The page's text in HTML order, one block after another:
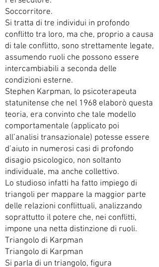
Soccorritore.
Si tratta di tre individui in profondo
conflitto tra loro, ma che, proprio a causa
di tale conflitto, sono strettamente legate,
assumendo ruoli che possono essere
intercambiabili a seconda delle
condizioni esterne.
Stephen Karpman, lo psicoterapeuta
statunitense che nel 1968 elaborò questa
teoria, era convinto che tale modello
comportamentale (applicato poi
all’analisi transazionale) potesse essere
d’aiuto in numerosi casi di profondo
disagio psicologico, non soltanto
individuale, ma anche collettivo.
Lo studioso infatti ha fatto impiego di
triangoli per mappare la maggior parte
delle relazioni conflittuali, analizzando
soprattutto il potere che, nei conflitti,
impone una netta distinzione di ruoli.
Triangolo di Karpman
Triangolo di Karpman
Si parla di un triangolo, figura